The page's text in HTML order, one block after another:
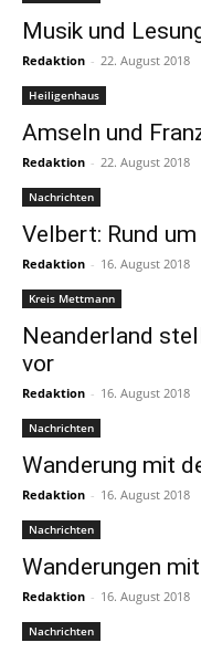
Musik und
Redaktion - 22. August 2018
Heiligenhaus
Amseln und
Redaktion - 22. August 2018
Nachrichten
Velbert: Rund
Redaktion - 16. August 2018
Kreis Mettmann
Neanderland
vor
Redaktion - 16. August 2018
Nachrichten
Wanderung mit
Redaktion - 16. August 2018
Nachrichten
Wanderungen
Redaktion - 16. August 2018
Nachrichten